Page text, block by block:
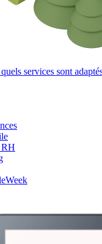
services sont
RH